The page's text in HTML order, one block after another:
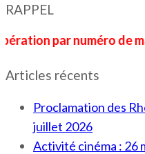
RAPPEL
numéro de matricule
Articles récents
Proclamation des
juillet 2026
Activité cinéma : 26